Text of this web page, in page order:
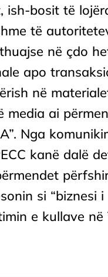
ish-bosit të
të
në çdo
apo
në
media ai
Nga
kanë dalë
si “biznesi
e kullave